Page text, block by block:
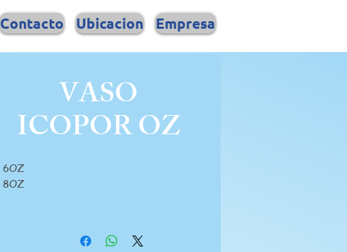
Contacto Ubicacion Empresa
VASO
ICOPOR OZ
6OZ
8OZ